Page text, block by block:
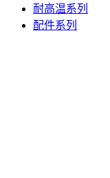
耐高温系列
配件系列